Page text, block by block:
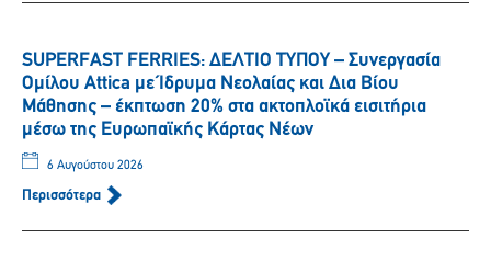
SUPERFAST FERRIES: ΔΕΛΤΙΟ ΤΥΠΟΥ – Συνεργασία
Ομίλου Attica με Ίδρυμα Νεολαίας και Δια Βίου
Μάθησης – έκπτωση 20% στα ακτοπλοϊκά εισιτήρια
μέσω της Ευρωπαϊκής Κάρτας Νέων
6 Αυγούστου 2026
Περισσότερα